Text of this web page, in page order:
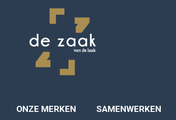
ONZE MERKEN SAMENWERKEN